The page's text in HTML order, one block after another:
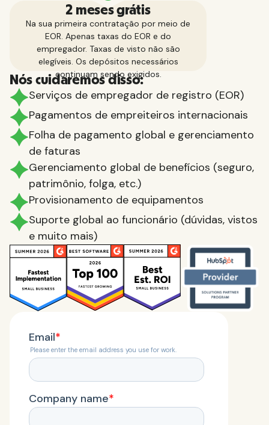
2 meses grátis
Na sua primeira contratação por meio de
EOR. Apenas taxas do EOR e do
empregador. Taxas de visto não são
elegíveis. Os depósitos necessários
continuam sendo exigidos.
Nós cuidaremos disso:
Serviços de empregador de registro (EOR)
Pagamentos de empreiteiros internacionais
Folha de pagamento global e gerenciamento
de faturas
Gerenciamento global de benefícios (seguro,
patrimônio, folga, etc.)
Provisionamento de equipamentos
Suporte global ao funcionário (dúvidas, vistos
e muito mais)